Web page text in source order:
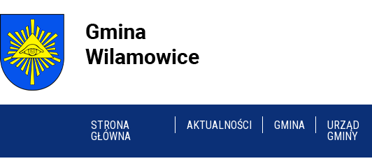
STRONA
GŁÓWNA
AKTUALNOŚCI GMINA
URZĄD
GMINY